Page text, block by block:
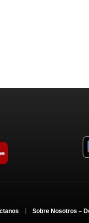
Sobre Nosotros –